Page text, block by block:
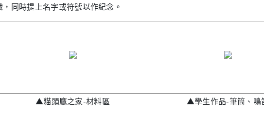
，同時提上名字或符號以作紀念。
▲貓頭鷹之家-材料區
▲學生作品-筆筒、鳴